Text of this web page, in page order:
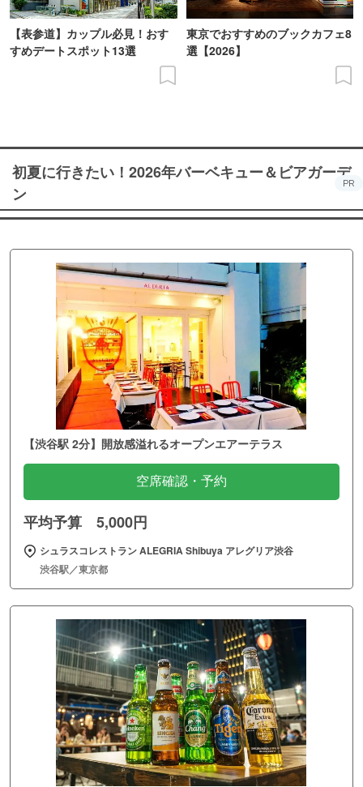
【表参道】カップル必見！おす
すめデートスポット13選
東京でおすすめのブックカフェ8
選【2026】
初夏に行きたい！2026年バーベキュー＆ビアガーデ
ン
PR
【渋谷駅 2分】開放感溢れるオープンエアーテラス
空席確認・予約
平均予算 5,000円
シュラスコレストラン ALEGRIA Shibuya アレグリア渋谷
渋谷駅／東京都